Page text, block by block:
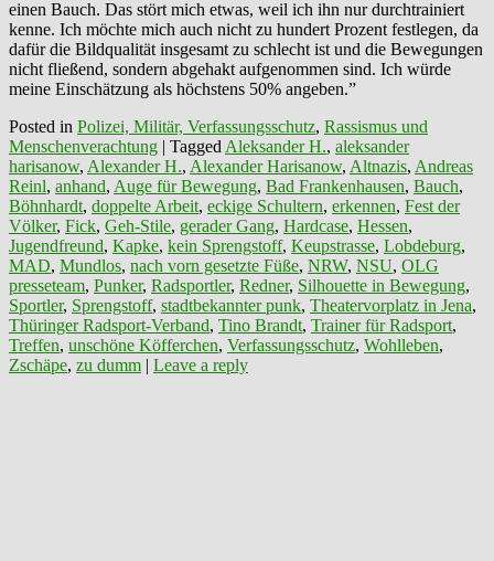
einen Bauch. Das stört mich etwas, weil ich ihn nur durchtrainiert
kenne. Ich möchte mich auch nicht zu hundert Prozent festlegen, da
dafür die Bildqualität insgesamt zu schlecht ist und die Bewegungen
nicht fließend, sondern abgehakt aufgenommen sind. Ich würde
meine Einschätzung als höchstens 50% angeben.”
Posted in Polizei, Militär, Verfassungsschutz, Rassismus und
Menschenverachtung | Tagged Aleksander H., aleksander
harisanow, Alexander H., Alexander Harisanow, Altnazis, Andreas
Reinl, anhand, Auge für Bewegung, Bad Frankenhausen, Bauch,
Böhnhardt, doppelte Arbeit, eckige Schultern, erkennen, Fest der
Völker, Fick, Geh-Stile, gerader Gang, Hardcase, Hessen,
Jugendfreund, Kapke, kein Sprengstoff, Keupstrasse, Lobdeburg,
MAD, Mundlos, nach vorn gesetzte Füße, NRW, NSU, OLG
presseteam, Punker, Radsportler, Redner, Silhouette in Bewegung,
Sportler, Sprengstoff, stadtbekannter punk, Theatervorplatz in Jena,
Thüringer Radsport-Verband, Tino Brandt, Trainer für Radsport,
Treffen, unschöne Köfferchen, Verfassungsschutz, Wohlleben,
Zschäpe, zu dumm | Leave a reply